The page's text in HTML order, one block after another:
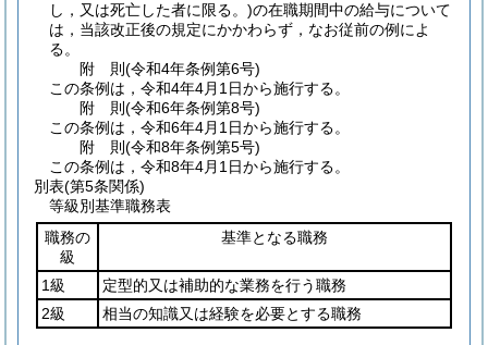
し，又は死亡した者に限る。)の在職期間中の給与について
は，当該改正後の規定にかかわらず，なお従前の例によ
る。
附 則(令和4年条例第6号)
この条例は，令和4年4月1日から施行する。
附 則(令和6年条例第8号)
この条例は，令和6年4月1日から施行する。
附 則(令和8年条例第5号)
この条例は，令和8年4月1日から施行する。
別表(第5条関係)
等級別基準職務表
職務の
級
基準となる職務
1級
定型的又は補助的な業務を行う職務
2級
相当の知識又は経験を必要とする職務